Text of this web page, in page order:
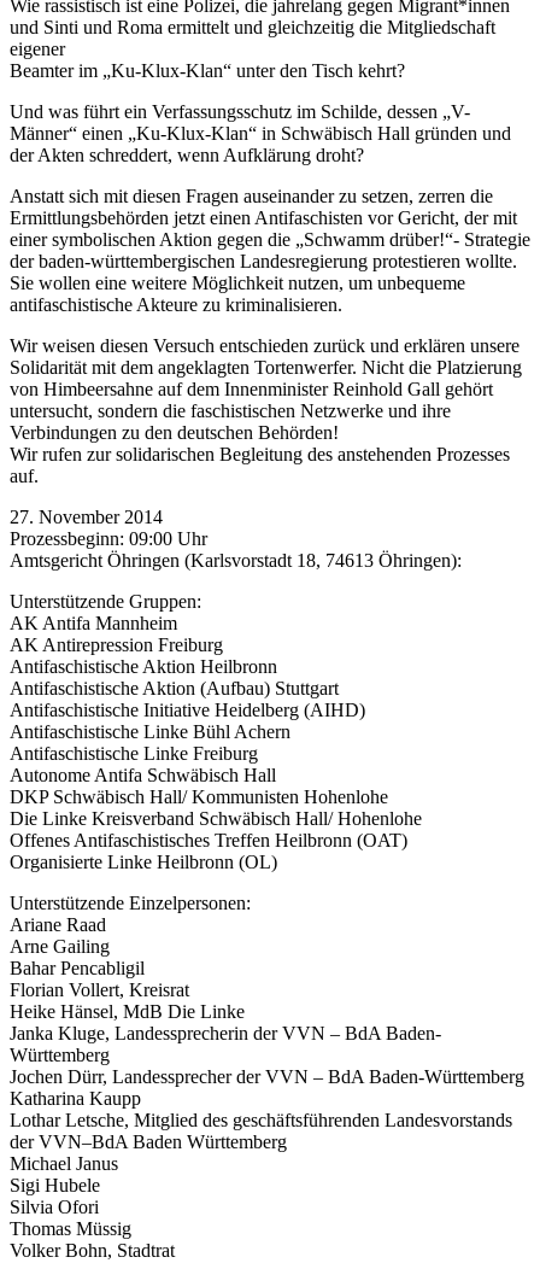
Wie rassistisch ist eine Polizei, die jahrelang gegen Migrant*innen
und Sinti und Roma ermittelt und gleichzeitig die Mitgliedschaft
eigener
Beamter im „Ku-Klux-Klan“ unter den Tisch kehrt?
Und was führt ein Verfassungsschutz im Schilde, dessen „V-
Männer“ einen „Ku-Klux-Klan“ in Schwäbisch Hall gründen und
der Akten schreddert, wenn Aufklärung droht?
Anstatt sich mit diesen Fragen auseinander zu setzen, zerren die
Ermittlungsbehörden jetzt einen Antifaschisten vor Gericht, der mit
einer symbolischen Aktion gegen die „Schwamm drüber!“- Strategie
der baden-württembergischen Landesregierung protestieren wollte.
Sie wollen eine weitere Möglichkeit nutzen, um unbequeme
antifaschistische Akteure zu kriminalisieren.
Wir weisen diesen Versuch entschieden zurück und erklären unsere
Solidarität mit dem angeklagten Tortenwerfer. Nicht die Platzierung
von Himbeersahne auf dem Innenminister Reinhold Gall gehört
untersucht, sondern die faschistischen Netzwerke und ihre
Verbindungen zu den deutschen Behörden!
Wir rufen zur solidarischen Begleitung des anstehenden Prozesses
auf.
27. November 2014
Prozessbeginn: 09:00 Uhr
Amtsgericht Öhringen (Karlsvorstadt 18, 74613 Öhringen):
Unterstützende Gruppen:
AK Antifa Mannheim
AK Antirepression Freiburg
Antifaschistische Aktion Heilbronn
Antifaschistische Aktion (Aufbau) Stuttgart
Antifaschistische Initiative Heidelberg (AIHD)
Antifaschistische Linke Bühl Achern
Antifaschistische Linke Freiburg
Autonome Antifa Schwäbisch Hall
DKP Schwäbisch Hall/ Kommunisten Hohenlohe
Die Linke Kreisverband Schwäbisch Hall/ Hohenlohe
Offenes Antifaschistisches Treffen Heilbronn (OAT)
Organisierte Linke Heilbronn (OL)
Unterstützende Einzelpersonen:
Ariane Raad
Arne Gailing
Bahar Pencabligil
Florian Vollert, Kreisrat
Heike Hänsel, MdB Die Linke
Janka Kluge, Landessprecherin der VVN – BdA Baden-
Württemberg
Jochen Dürr, Landessprecher der VVN – BdA Baden-Württemberg
Katharina Kaupp
Lothar Letsche, Mitglied des geschäftsführenden Landesvorstands
der VVN–BdA Baden Württemberg
Michael Janus
Sigi Hubele
Silvia Ofori
Thomas Müssig
Volker Bohn, Stadtrat